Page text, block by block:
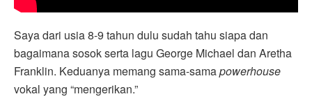
Saya dari usia 8-9 tahun dulu sudah tahu siapa dan
bagaimana sosok serta lagu George Michael dan Aretha
Franklin. Keduanya memang sama-samapowerhouse
vokal yang “mengerikan.”